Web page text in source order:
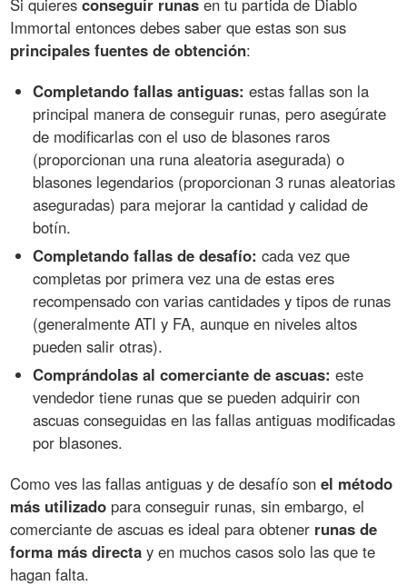
Immortal entonces debes saber que estas son sus
principales fuentes de obtención:
Completando fallas antiguas: estas fallas son la
principal manera de conseguir runas, pero asegúrate
de modificarlas con el uso de blasones raros
(proporcionan una runa aleatoria asegurada) o
blasones legendarios (proporcionan 3 runas aleatorias
aseguradas) para mejorar la cantidad y calidad de
botín.
Completando fallas de desafío: cada vez que
completas por primera vez una de estas eres
recompensado con varias cantidades y tipos de runas
(generalmente ATI y FA, aunque en niveles altos
pueden salir otras).
Comprándolas al comerciante de ascuas: este
vendedor tiene runas que se pueden adquirir con
ascuas conseguidas en las fallas antiguas modificadas
por blasones.
Como ves las fallas antiguas y de desafío sonel método
más utilizado para conseguir runas, sin embargo, el
comerciante de ascuas es ideal para obtener runas de
forma más directa y en muchos casos solo las que te
hagan falta.